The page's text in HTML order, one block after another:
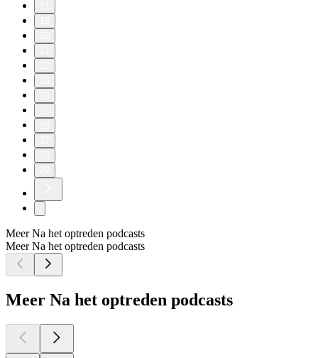
Meer Na het optreden podcasts
Meer Na het optreden podcasts
Meer Na het optreden podcasts